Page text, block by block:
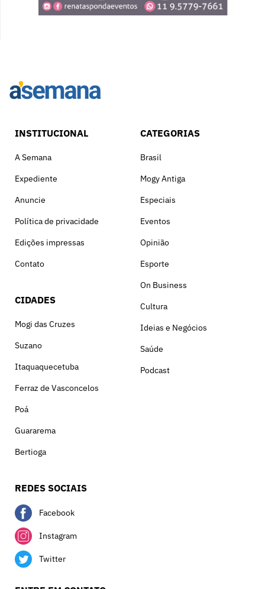
INSTITUCIONAL
A Semana
Expediente
Anuncie
Política de privacidade
Edições impressas
Contato
CIDADES
Mogi das Cruzes
Suzano
Itaquaquecetuba
Ferraz de Vasconcelos
Poá
Guararema
Bertioga
CATEGORIAS
Brasil
Mogy Antiga
Especiais
Eventos
Opinião
Esporte
On Business
Cultura
Ideias e Negócios
Saúde
Podcast
REDES SOCIAIS
Facebook
Instagram
Twitter